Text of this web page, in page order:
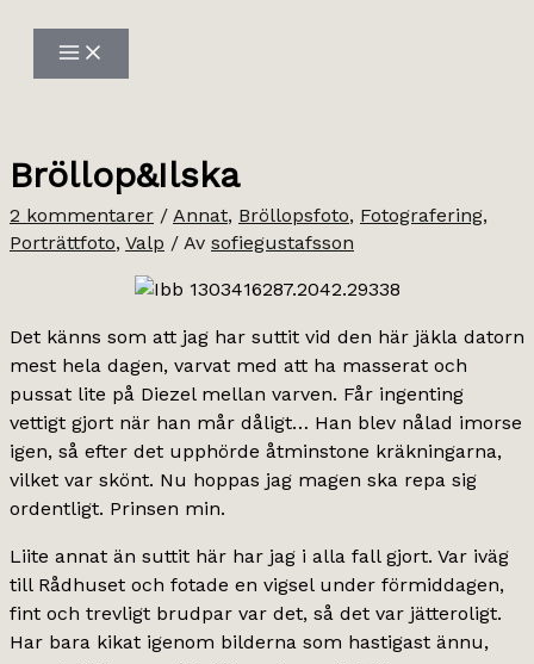
innehåll
Bröllop&Ilska
2 kommentarer / Annat, Bröllopsfoto, Fotografering,
Porträttfoto, Valp / Av sofiegustafsson
Det känns som att jag har suttit vid den här jäkla datorn
mest hela dagen, varvat med att ha masserat och
pussat lite på Diezel mellan varven. Får ingenting
vettigt gjort när han mår dåligt… Han blev nålad imorse
igen, så efter det upphörde åtminstone kräkningarna,
vilket var skönt. Nu hoppas jag magen ska repa sig
ordentligt. Prinsen min.
Liite annat än suttit här har jag i alla fall gjort. Var iväg
till Rådhuset och fotade en vigsel under förmiddagen,
fint och trevligt brudpar var det, så det var jätteroligt.
Har bara kikat igenom bilderna som hastigast ännu,